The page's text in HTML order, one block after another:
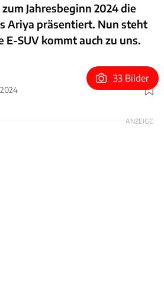
Jahresbeginn 2024 die
Ariya präsentiert. Nun steht
E-SUV kommt auch zu uns.
Foto: Nissan Motor Corporation
33 Bilder
ANZEIGE